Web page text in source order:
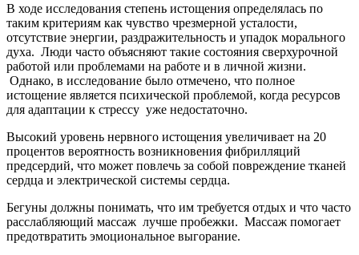
В ходе исследования степень истощения определялась по
таким критериям как чувство чрезмерной усталости,
отсутствие энергии, раздражительность и упадок морального
духа. Люди часто объясняют такие состояния сверхурочной
работой или проблемами на работе и в личной жизни.
Однако, в исследование было отмечено, что полное
истощение является психической проблемой, когда ресурсов
для адаптации к стрессу уже недостаточно.
Высокий уровень нервного истощения увеличивает на 20
процентов вероятность возникновения фибрилляций
предсердий, что может повлечь за собой повреждение тканей
сердца и электрической системы сердца.
Бегуны должны понимать, что им требуется отдых и что часто
расслабляющий массаж лучше пробежки. Массаж помогает
предотвратить эмоциональное выгорание.